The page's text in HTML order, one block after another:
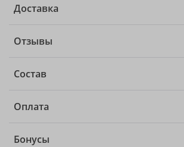
Доставка
Отзывы
Состав
Оплата
Бонусы